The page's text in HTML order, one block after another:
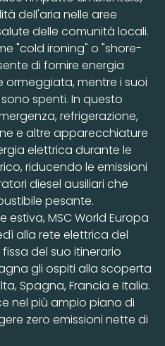
dell'aria nelle aree
delle comunità locali.
"cold ironing" o "shore-
di fornire energia
mentre i suoi
spenti. In questo
refrigerazione,
e altre apparecchiature
elettrica durante le
riducendo le emissioni
diesel ausiliari che
pesante.
estiva, MSC World Europa
alla rete elettrica del
del suo itinerario
gli ospiti alla scoperta
Spagna, Francia e Italia.
nel più ampio piano di
zero emissioni nette di